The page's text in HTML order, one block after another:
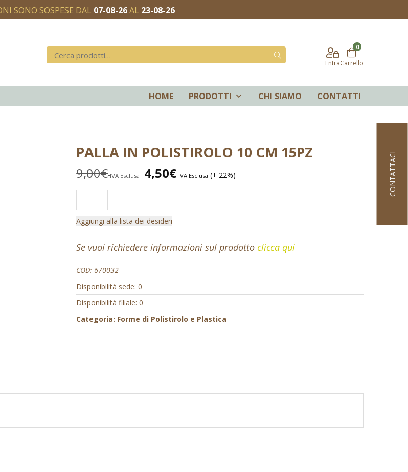
SONO SOSPESE DAL 07-08-26AL 23-08-26
Entra
0
Carrello
HOME PRODOTTI CHI SIAMO CONTATTI
PALLA IN POLISTIROLO 10 CM 15PZ
9,00€ IVA Esclusa 4,50€ IVA Esclusa (+ 22%)
Aggiungi alla lista dei desideri
Se vuoi richiedere informazioni sul prodottoclicca qui
COD: 670032
Disponibilità sede: 0
Disponibilità filiale: 0
Categoria: Forme di Polistirolo e Plastica
CONTATTACI